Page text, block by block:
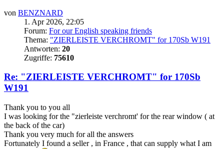
von BENZNARD
1. Apr 2026, 22:05
Forum: For our English speaking friends
Thema: "ZIERLEISTE VERCHROMT" for 170Sb W191
Antworten: 20
Zugriffe: 75610
Re: "ZIERLEISTE VERCHROMT" for 170Sb
W191
Thank you to you all
I was looking for the "zierleiste verchromt' for the rear window ( at
the back of the car)
Thank you very much for all the answers
Fortunately I found a seller , in France , that can supply what I am